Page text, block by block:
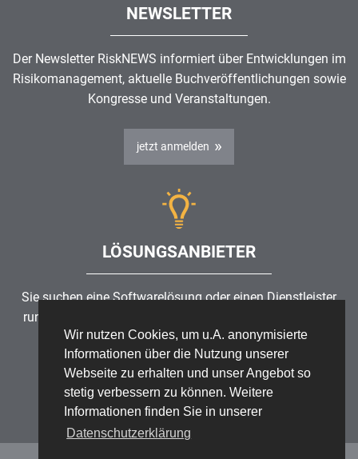
Wir nutzen Cookies, um u.A. anonymisierte
Informationen über die Nutzung unserer
Webseite zu erhalten und unser Angebot so
stetig verbessern zu können. Weitere
Informationen finden Sie in unserer
Datenschutzerklärung
NEWSLETTER
Der Newsletter RiskNEWS informiert über Entwicklungen im
Risikomanagement, aktuelle Buchveröffentlichungen sowie
Kongresse und Veranstaltungen.
jetzt anmelden
LÖSUNGSANBIETER
Sie suchen eine Softwarelösung oder einen Dienstleister
rund um die Themen
ISMS?
Partner finden